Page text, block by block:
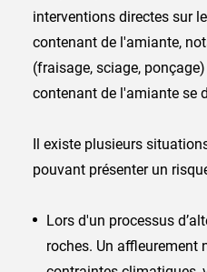
interventions directes sur
contenant de l'amiante,
(fraisage, sciage,
contenant de l'amiante se
Il existe plusieurs
pouvant présenter un
Lors d'un processus
roches. Un affleurement